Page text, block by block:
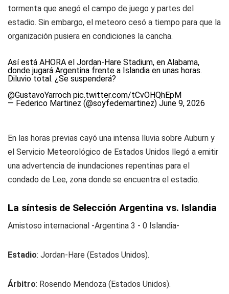
tormenta que anegó el campo de juego y partes del
estadio. Sin embargo, el meteoro cesó a tiempo para que la
organización pusiera en condiciones la cancha.
Así está AHORA el Jordan-Hare Stadium, en Alabama,
donde jugará Argentina frente a Islandia en unas horas.
Diluvio total. ¿Se suspenderá?
@GustavoYarroch pic.twitter.com/tCvOHQhEpM
— Federico Martinez (@soyfedemartinez) June 9, 2026
En las horas previas cayó una intensa lluvia sobre Auburn y
el Servicio Meteorológico de Estados Unidos llegó a emitir
una advertencia de inundaciones repentinas para el
condado de Lee, zona donde se encuentra el estadio.
La síntesis de Selección Argentina vs. Islandia
Amistoso internacional -Argentina 3 - 0 Islandia-
Estadio: Jordan-Hare (Estados Unidos).
Árbitro: Rosendo Mendoza (Estados Unidos).